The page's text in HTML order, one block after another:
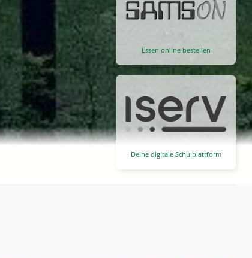
Essen online bestellen
Deine digitale Schulplattform